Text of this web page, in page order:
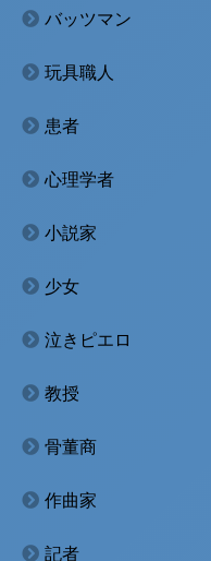
バッツマン
玩具職人
患者
心理学者
小説家
少女
泣きピエロ
教授
骨董商
作曲家
記者